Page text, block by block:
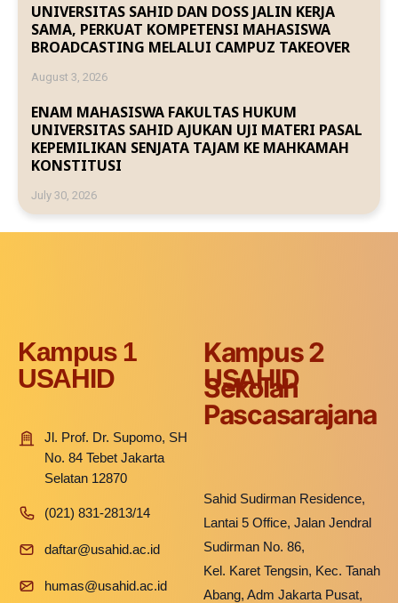
UNIVERSITAS SAHID DAN DOSS JALIN KERJA
SAMA, PERKUAT KOMPETENSI MAHASISWA
BROADCASTING MELALUI CAMPUZ TAKEOVER
August 3, 2026
ENAM MAHASISWA FAKULTAS HUKUM
UNIVERSITAS SAHID AJUKAN UJI MATERI PASAL
KEPEMILIKAN SENJATA TAJAM KE MAHKAMAH
KONSTITUSI
July 30, 2026
Kampus 1
USAHID
Jl. Prof. Dr. Supomo, SH
No. 84 Tebet Jakarta
Selatan 12870
(021) 831-2813/14
daftar@usahid.ac.id
humas@usahid.ac.id
Kampus 2
USAHID
Sekolah
Pascasarajana
Sahid Sudirman Residence,
Lantai 5 Office, Jalan Jendral
Sudirman No. 86,
Kel. Karet Tengsin, Kec. Tanah
Abang, Adm Jakarta Pusat,